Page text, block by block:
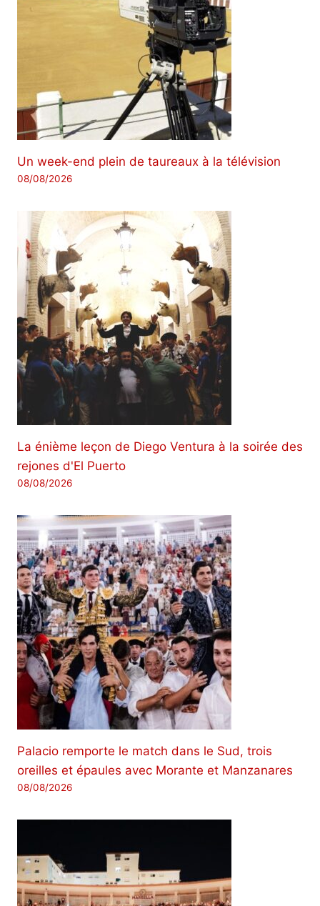
Un week-end plein de taureaux à la télévision
08/08/2026
La énième leçon de Diego Ventura à la soirée des
rejones d'El Puerto
08/08/2026
Palacio remporte le match dans le Sud, trois
oreilles et épaules avec Morante et Manzanares
08/08/2026